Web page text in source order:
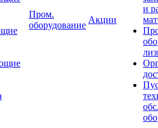
Пром.
оборудование
Акции
и